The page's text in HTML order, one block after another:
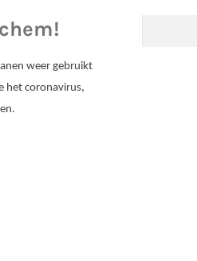
weer gebruikt
het coronavirus,